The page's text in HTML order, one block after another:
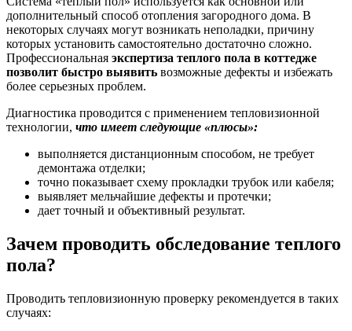
дополнительный способ отопления загородного дома. В
некоторых случаях могут возникать неполадки, причину
которых установить самостоятельно достаточно сложно.
Профессиональная экспертиза теплого пола в коттедже
позволит быстро выявить возможные дефекты и избежать
более серьезных проблем.
Диагностика проводится с применением тепловизионной
технологии, что имеет следующие «плюсы»:
выполняется дистанционным способом, не требует
демонтажа отделки;
точно показывает схему прокладки трубок или кабеля;
выявляет мельчайшие дефекты и протечки;
дает точный и объективный результат.
Зачем проводить обследование теплого
пола?
Проводить тепловизионную проверку рекомендуется в таких
случаях: